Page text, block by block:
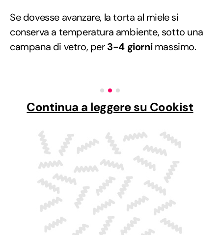
Se dovesse avanzare, la torta al miele si
conserva a temperatura ambiente, sotto una
campana di vetro, per3-4 giornimassimo.
Continua a leggere su Cookist